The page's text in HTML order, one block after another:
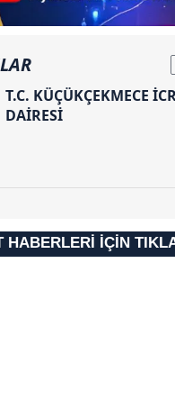
T.C. KÜÇÜKÇEKMECE
DAİRESİ
HABERLERİ İÇİN